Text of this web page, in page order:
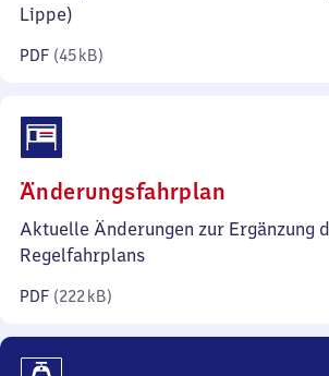
Lippe)
PDF (45 kB)
Änderungsfahrplan
222
Aktuelle Änderungen zur Ergänzung
Regelfahrplans
PDF (222 kB)